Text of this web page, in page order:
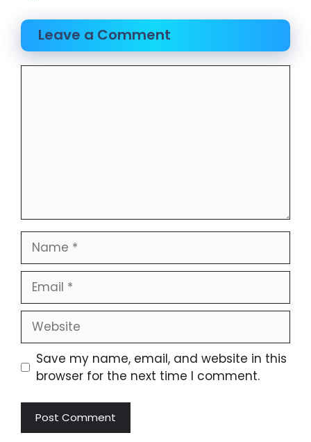
Leave a Comment
Save my name, email, and website in this
browser for the next time I comment.